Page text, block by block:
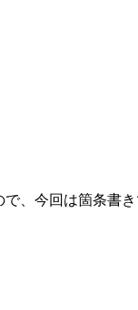
、今回は箇条書